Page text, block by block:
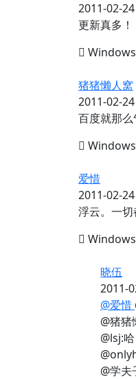
2011-02-
更新真多！
Windows
猪猪懒人窝
2011-02-
百度就那么
Windows
爱惜
2011-02-
浮云。一切
Windows
晓伍
2011-
@爱惜
@猪
@lsj:
@学